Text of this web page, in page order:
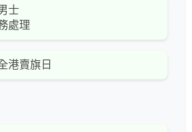
士
處理
港賣旗日